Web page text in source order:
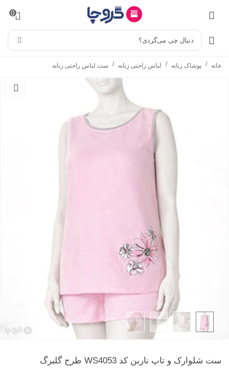
0
دنبال چی می‌گردی؟
خانه / پوشاک زنانه / لباس راحتی زنانه / ست لباس راحتی زنانه
ست شلوارک و تاپ ناربن کد WS4053 طرح گلبرگ